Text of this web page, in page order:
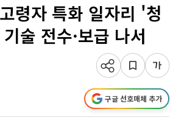
령자 특화 일자리 '청
술 전수·보급 나서
구글 선호매체 추가